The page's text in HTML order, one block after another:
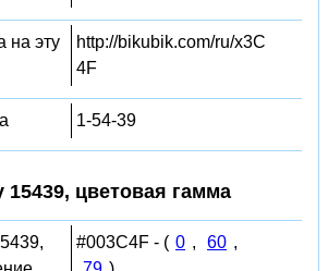
на эту
http://bikubik.com/ru/x3C
4F
1-54-39
15439, цветовая гамма
#003C4F - ( 0 , 60 ,